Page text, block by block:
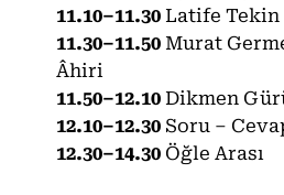
11.10–11.30 Latife Tekin
11.30–11.50 Murat
Âhiri
11.50–12.10 Dikmen
12.10–12.30 Soru –
12.30–14.30 Öğle Arası